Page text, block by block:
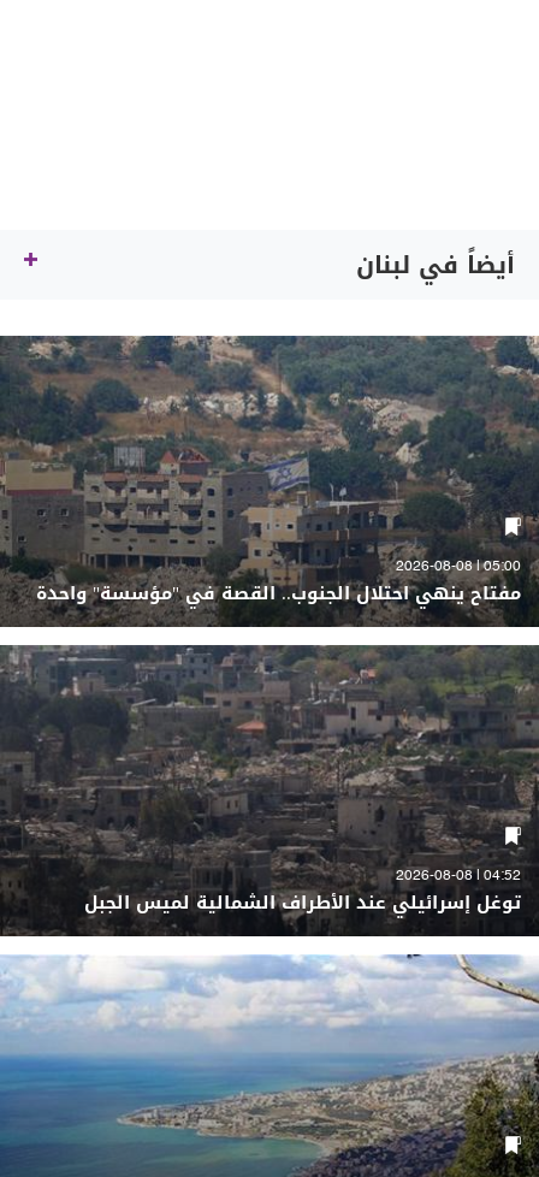
أيضاً في لبنان
05:00 | 2026-08-08
مفتاح ينهي احتلال الجنوب.. القصة في "مؤسسة" واحدة
04:52 | 2026-08-08
توغل إسرائيلي عند الأطراف الشمالية لميس الجبل